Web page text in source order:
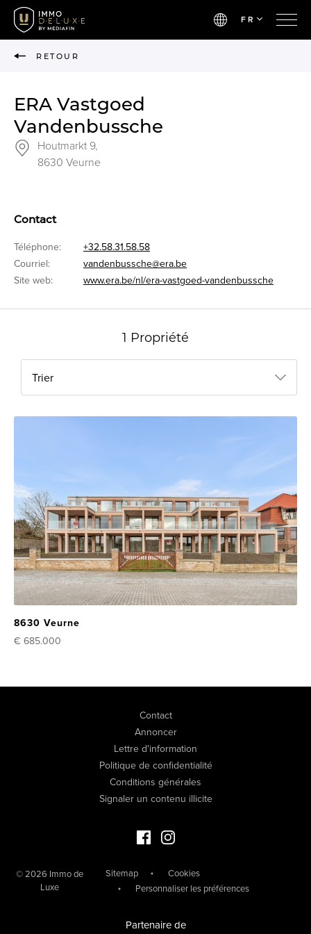
FR
RETOUR
ERA Vastgoed
Vandenbussche
Houtmarkt 9,
8630 Veurne
Contact
Téléphone:
+32.58.31.58.58
Courriel:
vandenbussche@era.be
Site web:
www.era.be/nl/era-vastgoed-vandenbussche
1 Propriété
Trier
8630 Veurne
€ 685.000
Contact
Annoncer
Lettre d'information
Politique de confidentialité
Conditions générales
Signaler un contenu illicite
Facebook Immo de Luxe
Instagram Immo de Luxe
© 2026 Immo de
Luxe
Sitemap
Cookies
Personnaliser les préférences
Partenaire de